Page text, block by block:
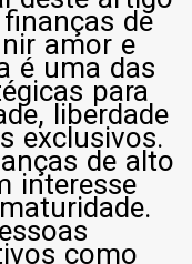
de
amor e
é uma das
para
liberdade
exclusivos.
de alto
interesse
como